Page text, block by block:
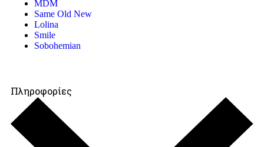
MDM
Same Old New
Lolina
Smile
Sobohemian
Πληροφορίες